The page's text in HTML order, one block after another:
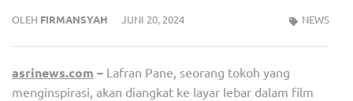
OLEH FIRMANSYAH JUNI 20, 2024 NEWS
asrinews.com – Lafran Pane, seorang tokoh yang
menginspirasi, akan diangkat ke layar lebar dalam film